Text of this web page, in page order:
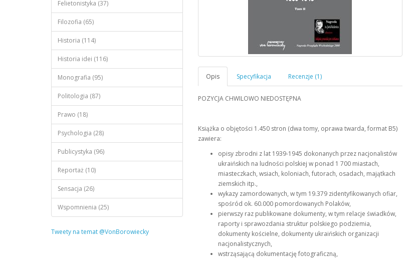
Felietonistyka (37)
Filozofia (65)
Historia (114)
Historia idei (116)
Monografia (95)
Politologia (87)
Prawo (18)
Psychologia (28)
Publicystyka (96)
Reportaż (10)
Sensacja (26)
Wspomnienia (25)
Tweety na temat @VonBorowiecky
POZYCJA CHWILOWO NIEDOSTĘPNA
Książka o objętości 1.450 stron (dwa tomy, oprawa twarda, format B5)
zawiera:
opisy zbrodni z lat 1939-1945 dokonanych przez nacjonalistów
ukraińskich na ludności polskiej w ponad 1 700 miastach,
miasteczkach, wsiach, koloniach, futorach, osadach, majątkach
ziemskich itp.,
wykazy zamordowanych, w tym 19.379 zidentyfikowanych ofiar,
spośród ok. 60.000 pomordowanych Polaków,
pierwszy raz publikowane dokumenty, w tym relacje świadków,
raporty i sprawozdania struktur polskiego podziemia,
dokumenty kościelne, dokumenty ukraińskich organizacji
nacjonalistycznych,
wstrząsającą dokumentację fotograficzną,